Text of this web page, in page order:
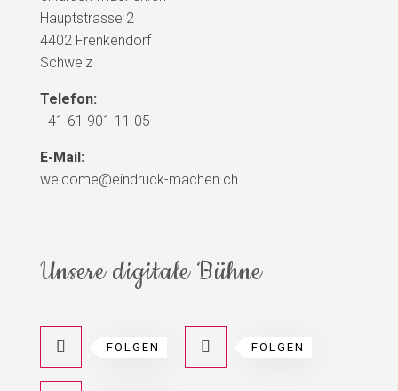
Hauptstrasse 2
4402 Frenkendorf
Schweiz
Telefon:
+41 61 901 11 05
E-Mail:
welcome@eindruck-machen.ch
Unsere digitale Bühne
FOLGEN FOLGEN